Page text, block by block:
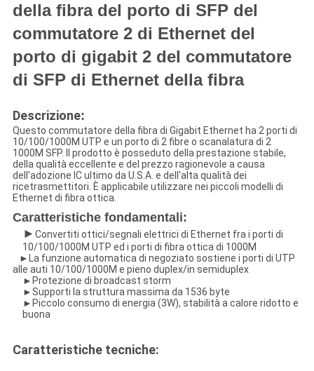
della fibra del porto di SFP del
commutatore 2 di Ethernet del
porto di gigabit 2 del commutatore
di SFP di Ethernet della fibra
Descrizione:
Questo commutatore della fibra di Gigabit Ethernet ha 2 porti di
10/100/1000M UTP e un porto di 2 fibre o scanalatura di 2
1000M SFP. Il prodotto è posseduto della prestazione stabile,
della qualità eccellente e del prezzo ragionevole a causa
dell'adozione IC ultimo da U.S.A. e dell'alta qualità dei
ricetrasmettitori. È applicabile utilizzare nei piccoli modelli di
Ethernet di fibra ottica.
Caratteristiche fondamentali:
► Convertiti ottici/segnali elettrici di Ethernet fra i porti di
10/100/1000M UTP ed i porti di fibra ottica di 1000M
►La funzione automatica di negoziato sostiene i porti di UTP
alle auti 10/100/1000M e pieno duplex/in semiduplex
►Protezione di broadcast storm
►Supporti la struttura massima da 1536 byte
►Piccolo consumo di energia (3W), stabilità a calore ridotto e
buona
Caratteristiche tecniche: